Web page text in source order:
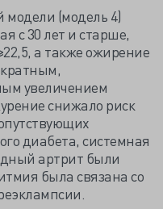
модели (модель 4)
с 30 лет и старше,
а также ожирение
увеличением
снижало риск
диабета, системная
артрит были
была связана со